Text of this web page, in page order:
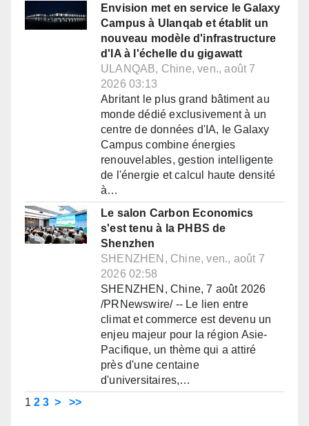
Envision met en service le Galaxy
Campus à Ulanqab et établit un
nouveau modèle d'infrastructure
d'IA à l'échelle du gigawatt
ULANQAB, Chine, ven., août 7
2026 03:13
Abritant le plus grand bâtiment au
monde dédié exclusivement à un
centre de données d'IA, le Galaxy
Campus combine énergies
renouvelables, gestion intelligente
de l'énergie et calcul haute densité
à…
Le salon Carbon Economics
s'est tenu à la PHBS de
Shenzhen
SHENZHEN, Chine, ven., août 7
2026 02:58
SHENZHEN, Chine, 7 août 2026
/PRNewswire/ -- Le lien entre
climat et commerce est devenu un
enjeu majeur pour la région Asie-
Pacifique, un thème qui a attiré
près d'une centaine
d'universitaires,…
1 2 3 > >>